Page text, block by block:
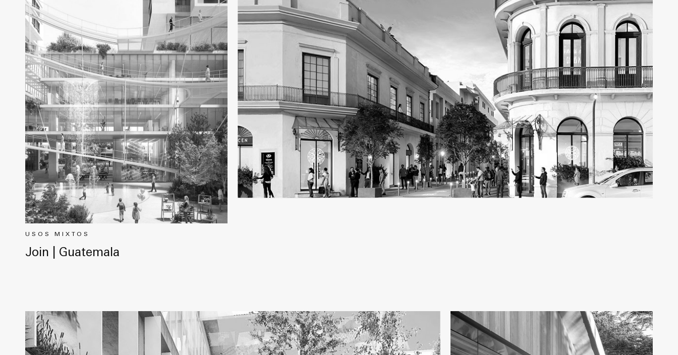
USOS MIXTOS
Join | Guatemala